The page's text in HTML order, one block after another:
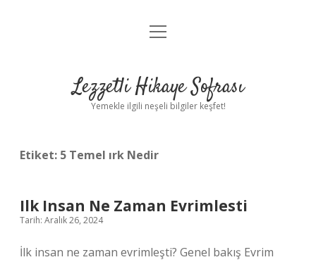
Anasayfa
Yasal Uyarı
menüyü
Lezzetli Hikaye Sofrası
Yemekle ilgili neşeli bilgiler keşfet!
Etiket: 5 Temel ırk Nedir
Ilk Insan Ne Zaman Evrimlesti
Tarih: Aralık 26, 2024
İlk insan ne zaman evrimleşti? Genel bakış Evrim